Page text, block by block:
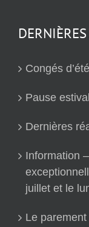
Congés d’été
Pause
Dernières
Information
juillet et le
Le